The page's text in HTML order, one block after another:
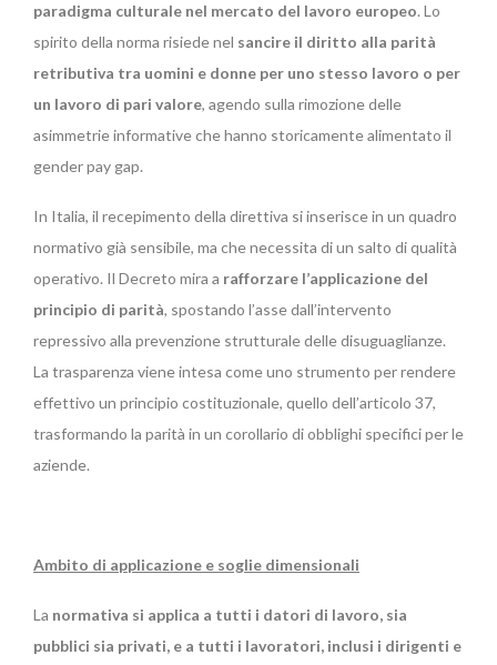
paradigma culturale nel mercato del lavoro europeo. Lo
spirito della norma risiede nel sancire il diritto alla parità
retributiva tra uomini e donne per uno stesso lavoro o per
un lavoro di pari valore, agendo sulla rimozione delle
asimmetrie informative che hanno storicamente alimentato il
gender pay gap.
In Italia, il recepimento della direttiva si inserisce in un quadro
normativo già sensibile, ma che necessita di un salto di qualità
operativo. Il Decreto mira a rafforzare l’applicazione del
principio di parità, spostando l’asse dall’intervento
repressivo alla prevenzione strutturale delle disuguaglianze.
La trasparenza viene intesa come uno strumento per rendere
effettivo un principio costituzionale, quello dell’articolo 37,
trasformando la parità in un corollario di obblighi specifici per le
aziende.
Ambito di applicazione e soglie dimensionali
La normativa si applica a tutti i datori di lavoro, sia
pubblici sia privati, e a tutti i lavoratori, inclusi i dirigenti e